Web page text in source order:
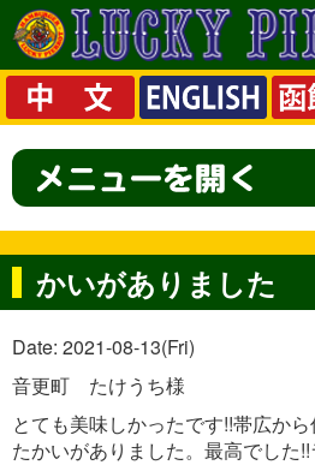
かいがありました
Date: 2021-08-13(Fri)
音更町 たけうち様
とても美味しかったです!!帯広か
たかいがありました。最高でした!!